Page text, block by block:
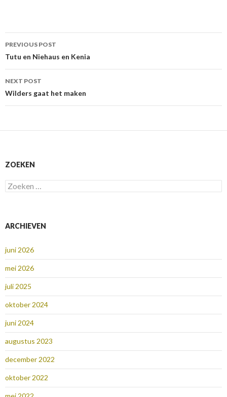
Post
navigation
PREVIOUS POST
Tutu en Niehaus en Kenia
NEXT POST
Wilders gaat het maken
ZOEKEN
Zoeken
naar:
ARCHIEVEN
juni 2026
mei 2026
juli 2025
oktober 2024
juni 2024
augustus 2023
december 2022
oktober 2022